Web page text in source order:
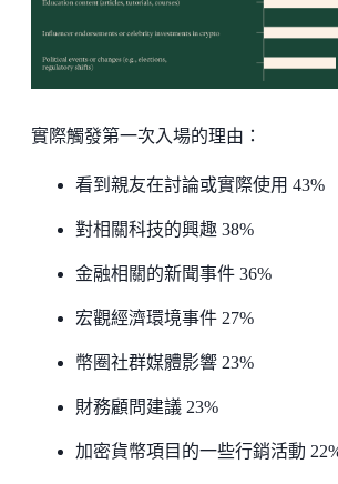
實際觸發第一次入場的理由：
看到親友在討論或實際使用 43%
對相關科技的興趣 38%
金融相關的新聞事件 36%
宏觀經濟環境事件 27%
幣圈社群媒體影響 23%
財務顧問建議 23%
加密貨幣項目的一些行銷活動